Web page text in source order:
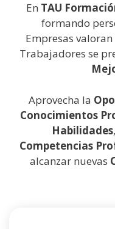
En TAU
formando
Empresas
Trabajadores se
Aprovecha la
Conocimientos
Habilidades
Competencias
alcanzar nuevas